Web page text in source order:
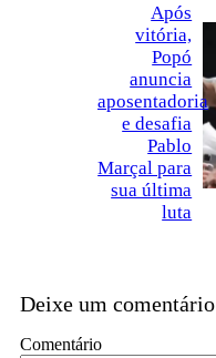
Após
vitória,
Popó
anuncia
aposentadoria
e desafia
Pablo
Marçal para
sua última
luta
Deixe um comentário
Comentário